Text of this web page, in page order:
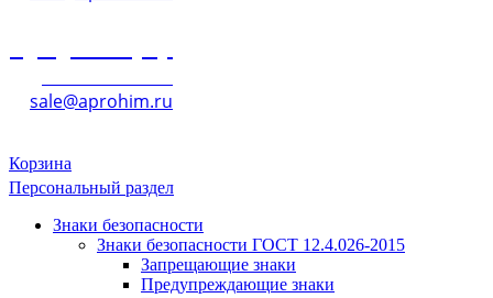
sale@aprohim.ru
Корзина
Персональный раздел
Знаки безопасности
Знаки безопасности ГОСТ 12.4.026-2015
Запрещающие знаки
Предупреждающие знаки